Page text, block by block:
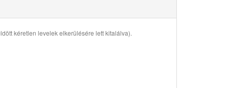
kéretlen levelek elkerülésére lett kitalálva).